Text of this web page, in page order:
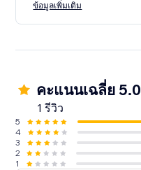
ข้อมูลเพิ่มเติม
คะแนนเฉลี่ย 5.0
1 รีวิว
5
4
3
2
1